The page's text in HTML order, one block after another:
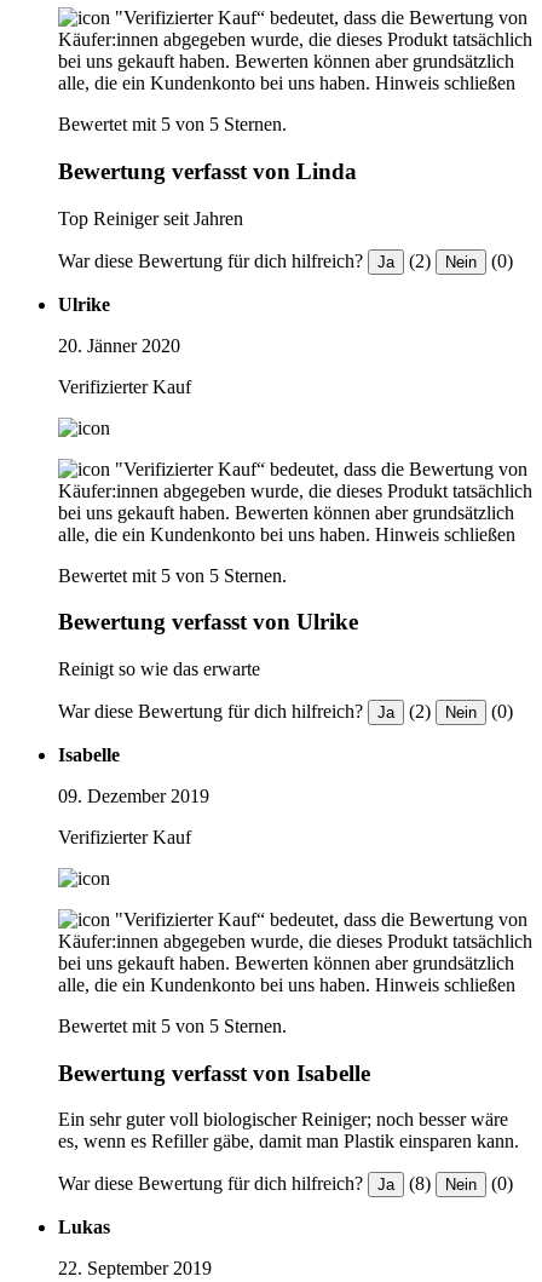
"Verifizierter Kauf“ bedeutet, dass die Bewertung von
Käufer:innen abgegeben wurde, die dieses Produkt tatsächlich
bei uns gekauft haben. Bewerten können aber grundsätzlich
alle, die ein Kundenkonto bei uns haben. Hinweis schließen
Bewertet mit 5 von 5 Sternen.
Bewertung verfasst von Linda
Top Reiniger seit Jahren
War diese Bewertung für dich hilfreich? Ja (2) Nein (0)
Ulrike
20. Jänner 2020
Verifizierter Kauf
"Verifizierter Kauf“ bedeutet, dass die Bewertung von
Käufer:innen abgegeben wurde, die dieses Produkt tatsächlich
bei uns gekauft haben. Bewerten können aber grundsätzlich
alle, die ein Kundenkonto bei uns haben. Hinweis schließen
Bewertet mit 5 von 5 Sternen.
Bewertung verfasst von Ulrike
Reinigt so wie das erwarte
War diese Bewertung für dich hilfreich? Ja (2) Nein (0)
Isabelle
09. Dezember 2019
Verifizierter Kauf
"Verifizierter Kauf“ bedeutet, dass die Bewertung von
Käufer:innen abgegeben wurde, die dieses Produkt tatsächlich
bei uns gekauft haben. Bewerten können aber grundsätzlich
alle, die ein Kundenkonto bei uns haben. Hinweis schließen
Bewertet mit 5 von 5 Sternen.
Bewertung verfasst von Isabelle
Ein sehr guter voll biologischer Reiniger; noch besser wäre
es, wenn es Refiller gäbe, damit man Plastik einsparen kann.
War diese Bewertung für dich hilfreich? Ja (8) Nein (0)
Lukas
22. September 2019